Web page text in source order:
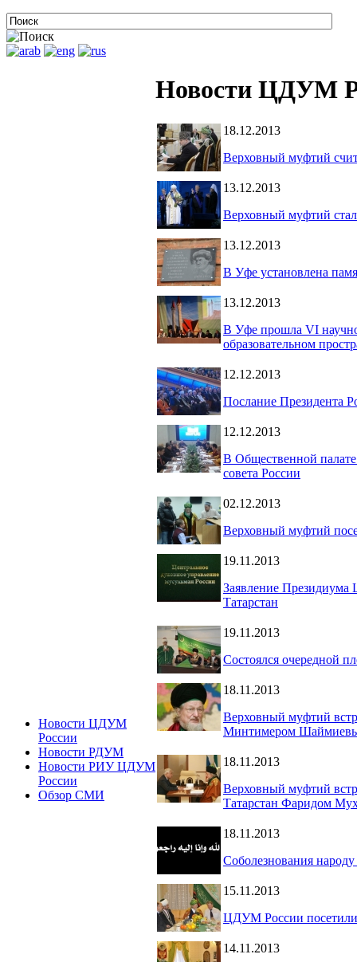
Новости ЦДУМ
России
Новости РДУМ
Новости РИУ ЦДУМ
России
Обзор СМИ
Новости ЦДУМ
18.12.2013
Верховный муфтий
13.12.2013
Верховный муфтий
13.12.2013
В Уфе установлена
13.12.2013
В Уфе прошла VI
образовательном
12.12.2013
Послание Президента
12.12.2013
В Общественной
совета России
02.12.2013
Верховный муфтий
19.11.2013
Заявление
Татарстан
19.11.2013
Состоялся очередной
18.11.2013
Верховный муфтий
Минтимером
18.11.2013
Верховный муфтий
Татарстан Фаридом
18.11.2013
Соболезнования
15.11.2013
ЦДУМ России посетили
14.11.2013